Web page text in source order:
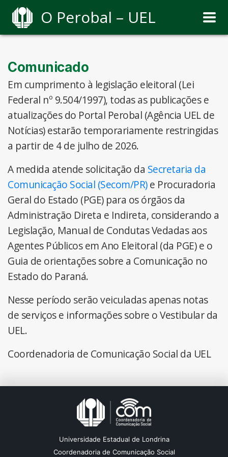
O Perobal – UEL
Comunicado
Em cumprimento à legislação eleitoral (Lei
Federal nº 9.504/1997), todas as publicações e
atualizações do Portal Perobal (Agência UEL de
Notícias) estarão temporariamente restringidas
a partir de 4 de julho de 2026.
A medida atende solicitação da Secretaria da
Comunicação Social (Secom/PR)e Procuradoria
Geral do Estado (PGE) para os órgãos da
Administração Direta e Indireta, considerando a
Legislação, Manual de Condutas Vedadas aos
Agentes Públicos em Ano Eleitoral (da PGE) e o
Guia de orientações sobre a Comunicação no
Estado do Paraná.
Nesse período serão veiculadas apenas notas
de serviços e informações sobre o Vestibular da
UEL.
Coordenadoria de Comunicação Social da UEL
Universidade Estadual de Londrina
Coordenadoria de Comunicação Social